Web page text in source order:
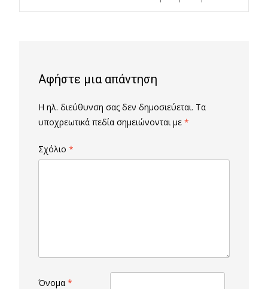
Αφήστε μια απάντηση
Η ηλ. διεύθυνση σας δεν δημοσιεύεται. Τα
υποχρεωτικά πεδία σημειώνονται με *
Σχόλιο *
Όνομα *